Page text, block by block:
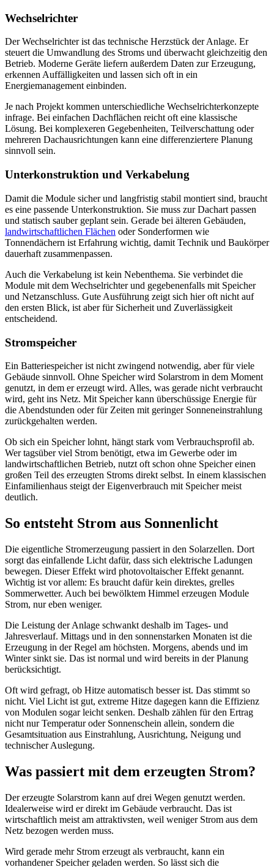
Wechselrichter
Der Wechselrichter ist das technische Herzstück der Anlage. Er
steuert die Umwandlung des Stroms und überwacht gleichzeitig den
Betrieb. Moderne Geräte liefern außerdem Daten zur Erzeugung,
erkennen Auffälligkeiten und lassen sich oft in ein
Energiemanagement einbinden.
Je nach Projekt kommen unterschiedliche Wechselrichterkonzepte
infrage. Bei einfachen Dachflächen reicht oft eine klassische
Lösung. Bei komplexeren Gegebenheiten, Teilverschattung oder
mehreren Dachausrichtungen kann eine differenziertere Planung
sinnvoll sein.
Unterkonstruktion und Verkabelung
Damit die Module sicher und langfristig stabil montiert sind, braucht
es eine passende Unterkonstruktion. Sie muss zur Dachart passen
und statisch sauber geplant sein. Gerade bei älteren Gebäuden,
landwirtschaftlichen Flächen oder Sonderformen wie
Tonnendächern ist Erfahrung wichtig, damit Technik und Baukörper
dauerhaft zusammenpassen.
Auch die Verkabelung ist kein Nebenthema. Sie verbindet die
Module mit dem Wechselrichter und gegebenenfalls mit Speicher
und Netzanschluss. Gute Ausführung zeigt sich hier oft nicht auf
den ersten Blick, ist aber für Sicherheit und Zuverlässigkeit
entscheidend.
Stromspeicher
Ein Batteriespeicher ist nicht zwingend notwendig, aber für viele
Gebäude sinnvoll. Ohne Speicher wird Solarstrom in dem Moment
genutzt, in dem er erzeugt wird. Alles, was gerade nicht verbraucht
wird, geht ins Netz. Mit Speicher kann überschüssige Energie für
die Abendstunden oder für Zeiten mit geringer Sonneneinstrahlung
zurückgehalten werden.
Ob sich ein Speicher lohnt, hängt stark vom Verbrauchsprofil ab.
Wer tagsüber viel Strom benötigt, etwa im Gewerbe oder im
landwirtschaftlichen Betrieb, nutzt oft schon ohne Speicher einen
großen Teil des erzeugten Stroms direkt selbst. In einem klassischen
Einfamilienhaus steigt der Eigenverbrauch mit Speicher meist
deutlich.
So entsteht Strom aus Sonnenlicht
Die eigentliche Stromerzeugung passiert in den Solarzellen. Dort
sorgt das einfallende Licht dafür, dass sich elektrische Ladungen
bewegen. Dieser Effekt wird photovoltaischer Effekt genannt.
Wichtig ist vor allem: Es braucht dafür kein direktes, grelles
Sommerwetter. Auch bei bewölktem Himmel erzeugen Module
Strom, nur eben weniger.
Die Leistung der Anlage schwankt deshalb im Tages- und
Jahresverlauf. Mittags und in den sonnenstarken Monaten ist die
Erzeugung in der Regel am höchsten. Morgens, abends und im
Winter sinkt sie. Das ist normal und wird bereits in der Planung
berücksichtigt.
Oft wird gefragt, ob Hitze automatisch besser ist. Das stimmt so
nicht. Viel Licht ist gut, extreme Hitze dagegen kann die Effizienz
von Modulen sogar leicht senken. Deshalb zählen für den Ertrag
nicht nur Temperatur oder Sonnenschein allein, sondern die
Gesamtsituation aus Einstrahlung, Ausrichtung, Neigung und
technischer Auslegung.
Was passiert mit dem erzeugten Strom?
Der erzeugte Solarstrom kann auf drei Wegen genutzt werden.
Idealerweise wird er direkt im Gebäude verbraucht. Das ist
wirtschaftlich meist am attraktivsten, weil weniger Strom aus dem
Netz bezogen werden muss.
Wird gerade mehr Strom erzeugt als verbraucht, kann ein
vorhandener Speicher geladen werden. So lässt sich die